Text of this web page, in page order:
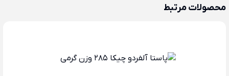
محصولات مرتبط